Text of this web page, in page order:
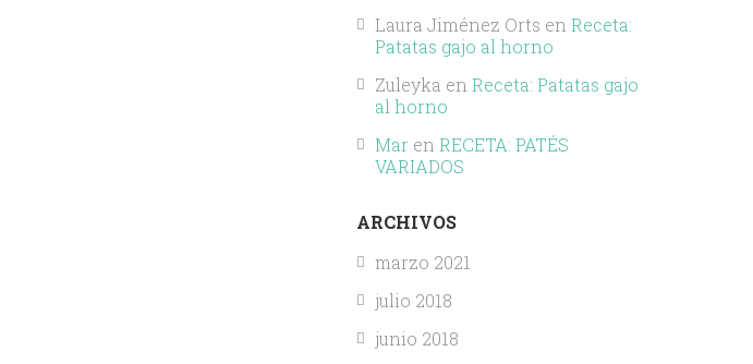
Laura Jiménez Orts en Receta:
Patatas gajo al horno
Zuleyka en Receta: Patatas gajo
al horno
Mar en RECETA: PATÉS
VARIADOS
ARCHIVOS
marzo 2021
julio 2018
junio 2018